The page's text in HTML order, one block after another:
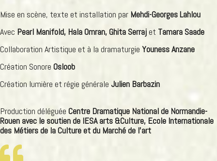
Mise en scène, texte et installation par Mehdi-Georges Lahlou
Avec Pearl Manifold, Hala Omran, Ghita Serrajet Tamara Saade
Collaboration Artistique et à la dramaturgie Youness Anzane
Création Sonore Osloob
Création lumière et régie générale Julien Barbazin
Production déléguée Centre Dramatique National de Normandie-
Rouen avec le soutien de IESA arts &Culture, Ecole Internationale
des Métiers de la Culture et du Marché de l’art